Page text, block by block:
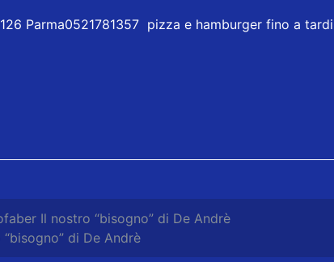
Parma0521781357 pizza e hamburger fino a tardi
Il nostro “bisogno” di De Andrè
di De Andrè